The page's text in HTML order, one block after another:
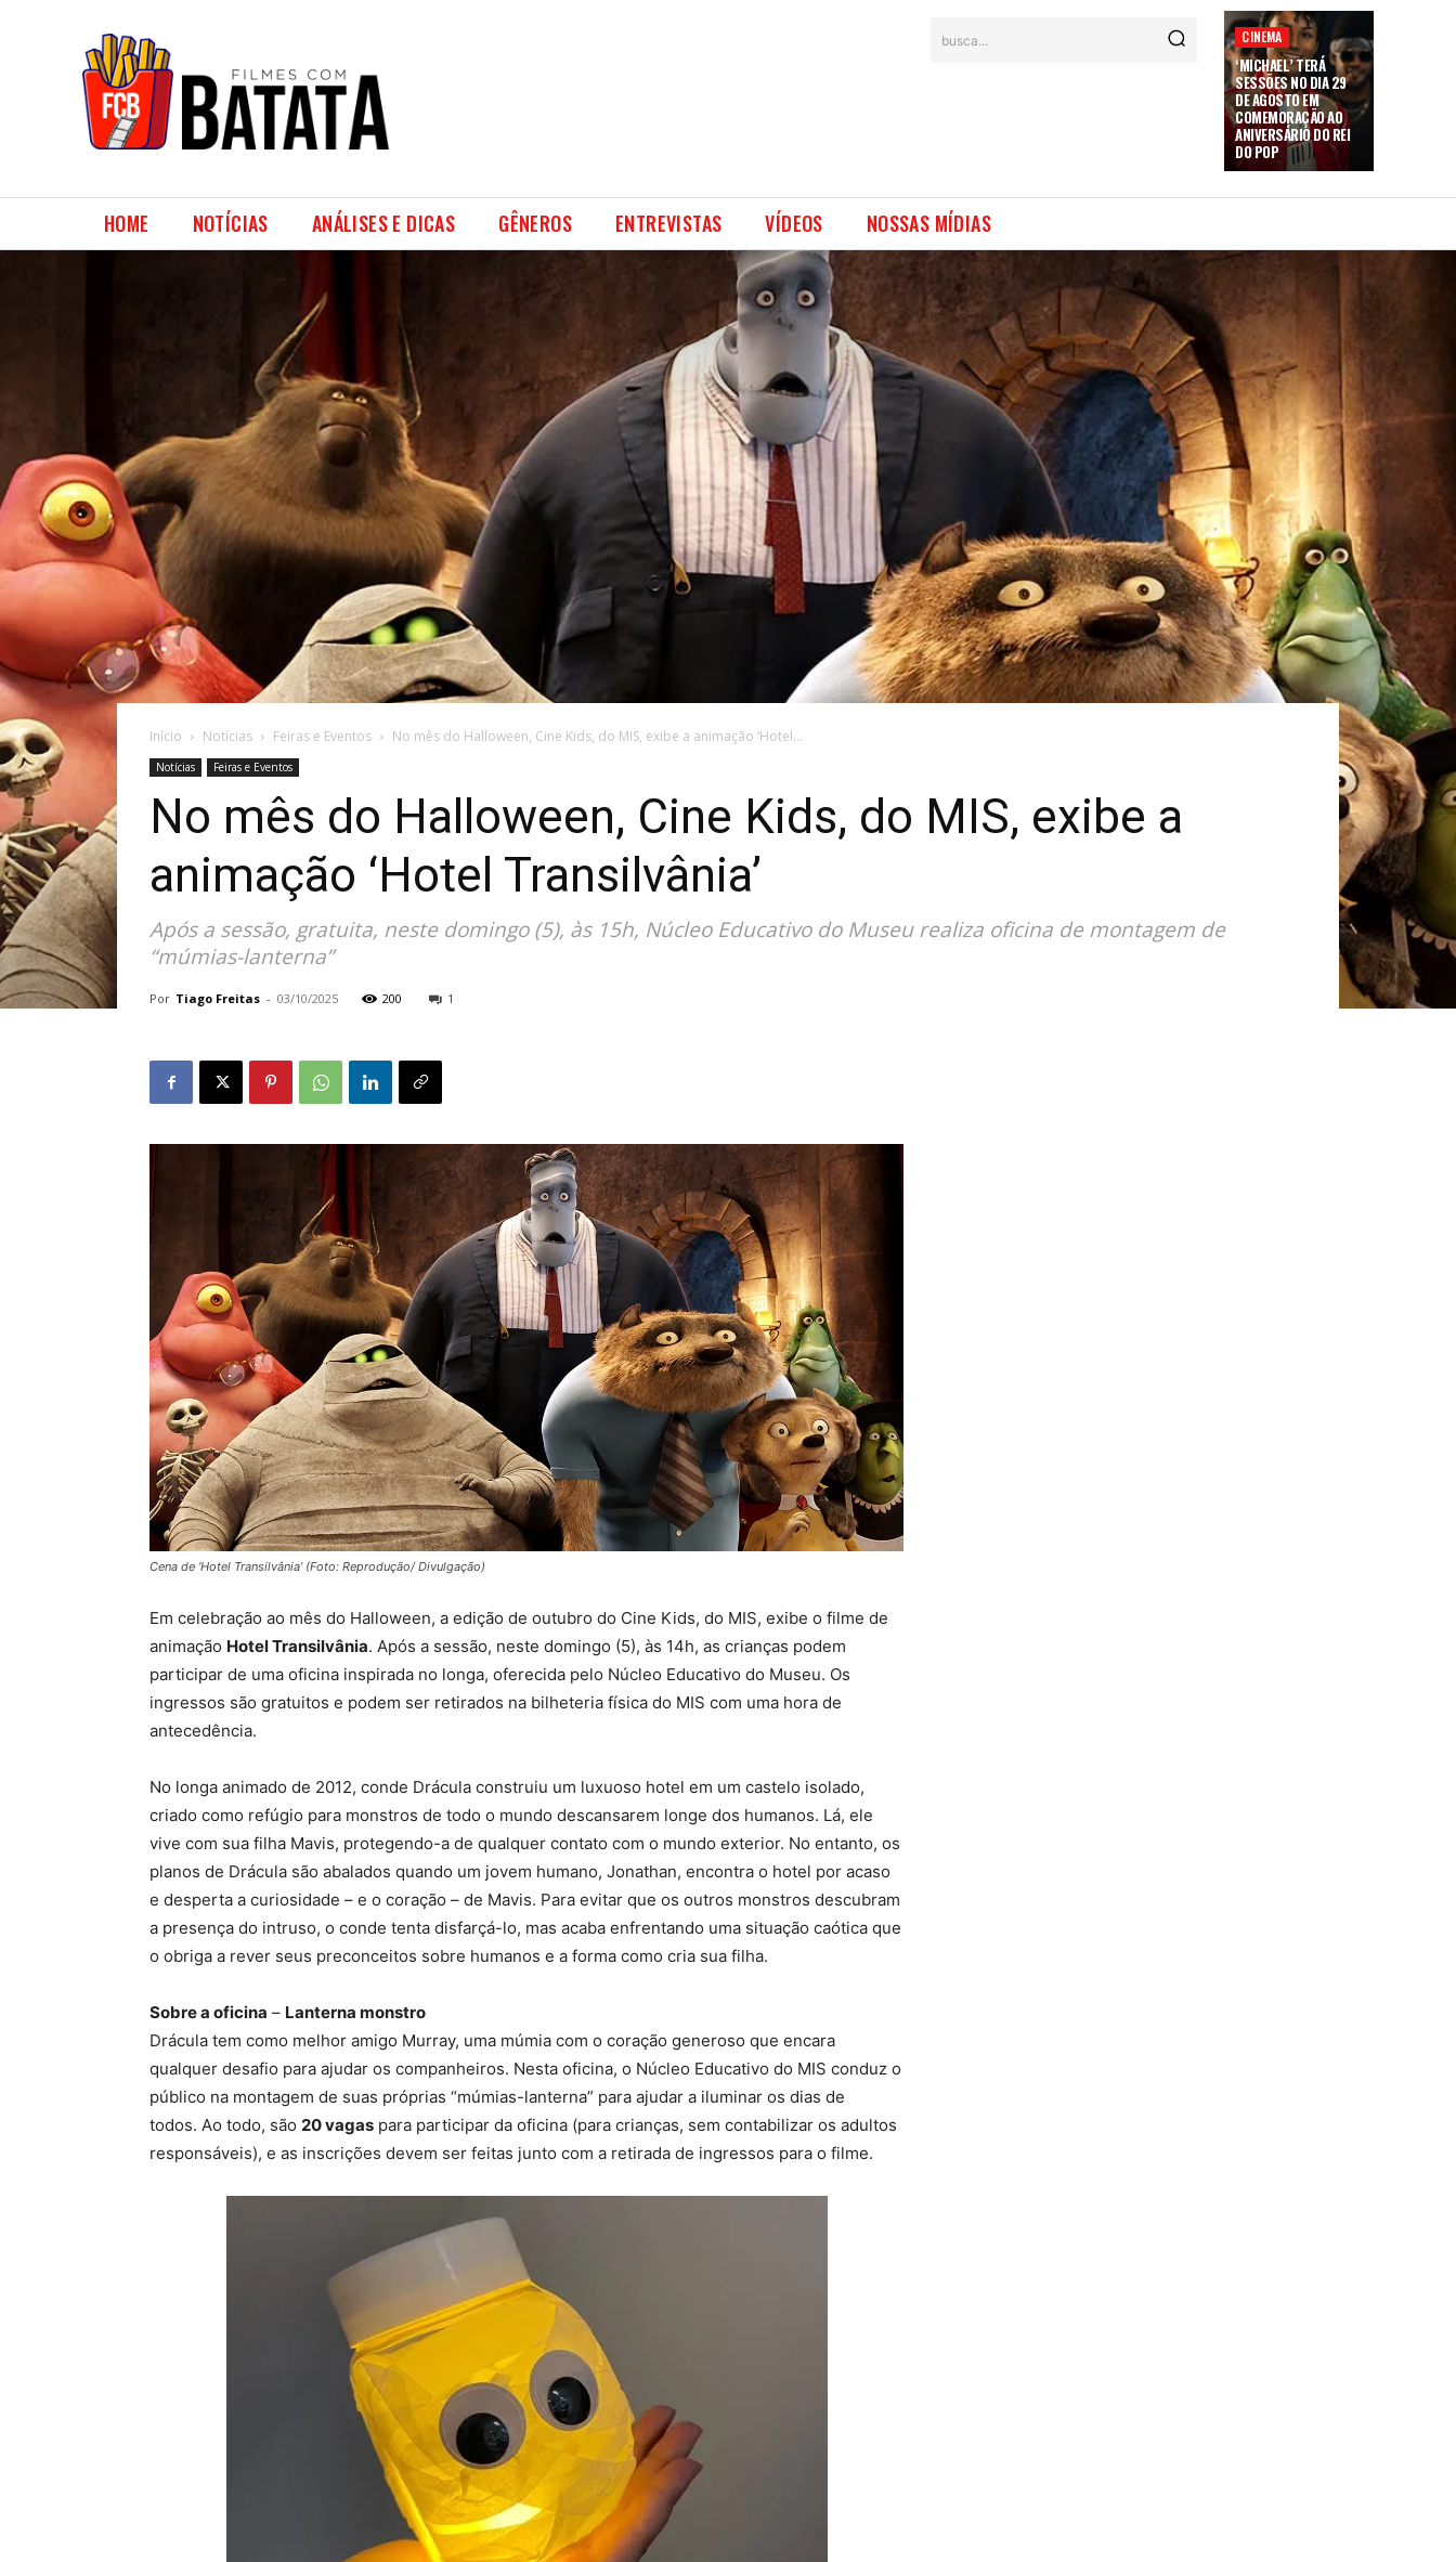
busca... CINEMA
‘MICHAEL’ TERÁ
SESSÕES NO DIA 29
DE AGOSTO EM
COMEMORAÇÃO AO
ANIVERSÁRIO DO REI
DO POP
HOME NOTÍCIAS ANÁLISES E DICAS GÊNEROS ENTREVISTAS VÍDEOS NOSSAS MÍDIAS
Início Notícias Feiras e Eventos No mês do Halloween, Cine Kids, do MIS, exibe a animação ‘Hotel...
Notícias Feiras e Eventos
No mês do Halloween, Cine Kids, do MIS, exibe a
animação ‘Hotel Transilvânia’
Após a sessão, gratuita, neste domingo (5), às 15h, Núcleo Educativo do Museu realiza oficina de montagem de
“múmias-lanterna”
Por Tiago Freitas - 03/10/2025 200 1
Cena de ‘Hotel Transilvânia’ (Foto: Reprodução/ Divulgação)
Em celebração ao mês do Halloween, a edição de outubro do Cine Kids, do MIS, exibe o filme de
animação Hotel Transilvânia. Após a sessão, neste domingo (5), às 14h, as crianças podem
participar de uma oficina inspirada no longa, oferecida pelo Núcleo Educativo do Museu. Os
ingressos são gratuitos e podem ser retirados na bilheteria física do MIS com uma hora de
antecedência.
No longa animado de 2012, conde Drácula construiu um luxuoso hotel em um castelo isolado,
criado como refúgio para monstros de todo o mundo descansarem longe dos humanos. Lá, ele
vive com sua filha Mavis, protegendo-a de qualquer contato com o mundo exterior. No entanto, os
planos de Drácula são abalados quando um jovem humano, Jonathan, encontra o hotel por acaso
e desperta a curiosidade – e o coração – de Mavis. Para evitar que os outros monstros descubram
a presença do intruso, o conde tenta disfarçá-lo, mas acaba enfrentando uma situação caótica que
o obriga a rever seus preconceitos sobre humanos e a forma como cria sua filha.
Sobre a oficina – Lanterna monstro
Drácula tem como melhor amigo Murray, uma múmia com o coração generoso que encara
qualquer desafio para ajudar os companheiros. Nesta oficina, o Núcleo Educativo do MIS conduz o
público na montagem de suas próprias “múmias-lanterna” para ajudar a iluminar os dias de
todos. Ao todo, são 20 vagas para participar da oficina (para crianças, sem contabilizar os adultos
responsáveis), e as inscrições devem ser feitas junto com a retirada de ingressos para o filme.